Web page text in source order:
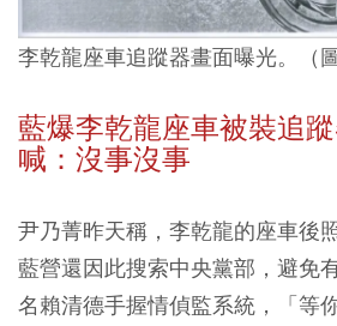
李乾龍座車追蹤器畫面曝光。（
藍爆李乾龍座車被裝追
喊：沒事沒事
尹乃菁昨天稱，李乾龍的座車後
藍營還因此搜索中央黨部，避免
名賴清德手握情偵監系統，「等